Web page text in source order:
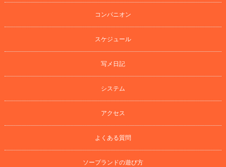
コンパニオン
スケジュール
写メ日記
システム
アクセス
よくある質問
ソープランドの遊び方